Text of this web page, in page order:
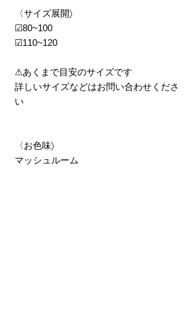
〈サイズ展開〉
☑80~100
☑110~120
⚠︎あくまで目安のサイズです
詳しいサイズなどはお問い合わせくださ
い
〈お色味〉
マッシュルーム